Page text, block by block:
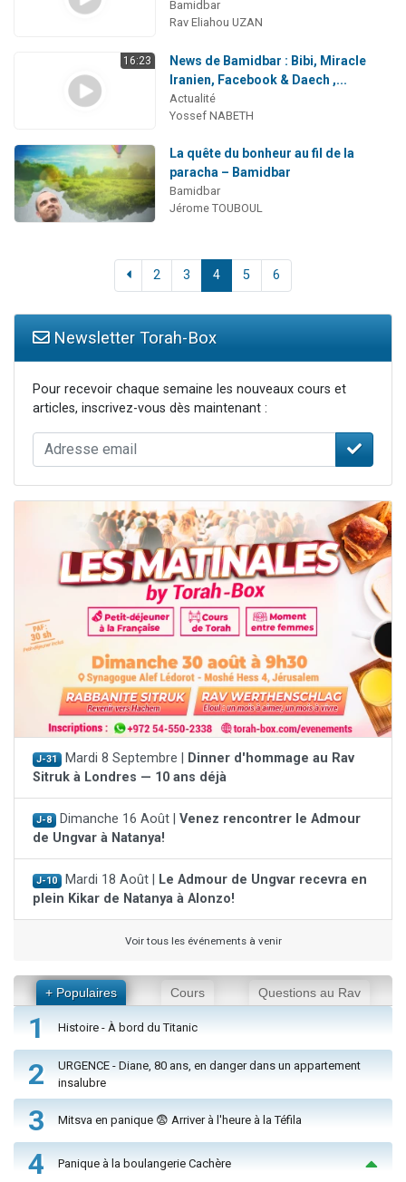
Bamidbar
Rav Eliahou UZAN
16:23
News de Bamidbar : Bibi, Miracle
Iranien, Facebook & Daech ,...
Actualité
Yossef NABETH
La quête du bonheur au fil de la
paracha – Bamidbar
Bamidbar
Jérome TOUBOUL
2 3 4 5 6
Newsletter Torah-Box
Pour recevoir chaque semaine les nouveaux cours et
articles, inscrivez-vous dès maintenant :
J-31 Mardi 8 Septembre |
Dinner d'hommage au Rav
Sitruk à Londres — 10 ans déjà
J-8 Dimanche 16 Août | Venez rencontrer le Admour
de Ungvar à Natanya!
J-10 Mardi 18 Août |
Le Admour de Ungvar recevra en
plein Kikar de Natanya à Alonzo!
Voir tous les événements à venir
+ Populaires Cours Questions au Rav
1 Histoire - À bord du Titanic
2
URGENCE - Diane, 80 ans, en danger dans un appartement
insalubre
3 Mitsva en panique 😨 Arriver à l'heure à la Téfila
4 Panique à la boulangerie Cachère